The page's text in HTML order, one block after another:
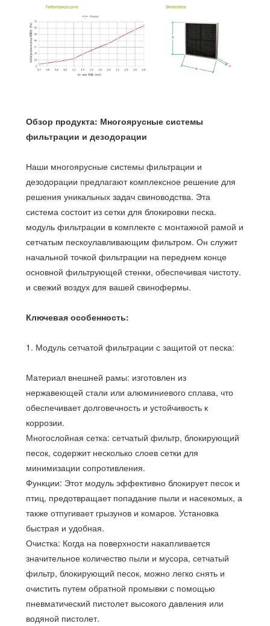
Обзор продукта: Многоярусные системы
фильтрации и дезодорации
Наши многоярусные системы фильтрации и
дезодорации предлагают комплексное решение для
решения уникальных задач свиноводства. Эта
система состоит из сетки для блокировки песка.
модуль фильтрации в комплекте с монтажной рамой и
сетчатым пескоулавливающим фильтром. Он служит
начальной точкой фильтрации на переднем конце
основной фильтрующей стенки, обеспечивая чистоту.
и свежий воздух для вашей свинофермы.
Ключевая особенность:
1. Модуль сетчатой ​​фильтрации с защитой от песка:
Материал внешней рамы: изготовлен из
нержавеющей стали или алюминиевого сплава, что
обеспечивает долговечность и устойчивость к
коррозии.
Многослойная сетка: сетчатый фильтр, блокирующий
песок, содержит несколько слоев сетки для
минимизации сопротивления.
Функции: Этот модуль эффективно блокирует песок и
птиц, предотвращает попадание пыли и насекомых, а
также отпугивает грызунов и комаров. Установка
быстрая и удобная.
Очистка: Когда на поверхности накапливается
значительное количество пыли и мусора, сетчатый
фильтр, блокирующий песок, можно легко снять и
очистить путем обратной промывки с помощью
пневматический пистолет высокого давления или
водяной пистолет.